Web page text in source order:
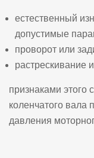
естественный
допустимые
проворот или
растрескивание
признаками этого
коленчатого вала
давления